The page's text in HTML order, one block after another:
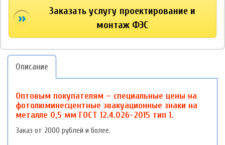
Заказать услугу проектирование и
монтаж ФЭС
Описание
Оптовым покупателям – специальные цены на
фотолюминесцентные эвакуационные знаки на
металле 0,5 мм ГОСТ 12.4.026-2015 тип 1.
Заказ от 2000 рублей и более.